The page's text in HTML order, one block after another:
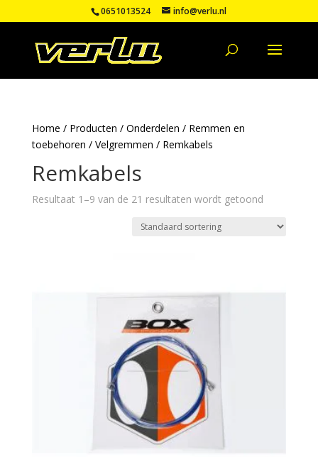
0651013524 info@verlu.nl
Home / Producten / Onderdelen / Remmen en
toebehoren / Velgremmen / Remkabels
Remkabels
Resultaat 1–9 van de 21 resultaten wordt getoond